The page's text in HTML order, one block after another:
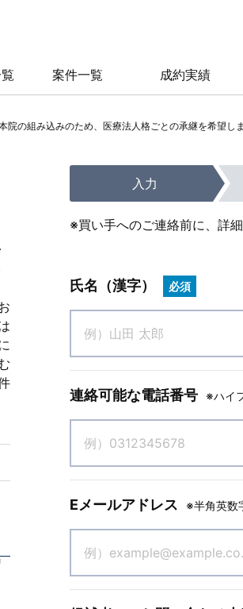
案件一覧 成約実績
院の組み込みのため、医療法人格ごとの承継を希望し
入力
※買い手へのご連絡前に、詳
氏名（漢字） 必須
連絡可能な電話番号 ※ハイ
Eメールアドレス ※半角英数